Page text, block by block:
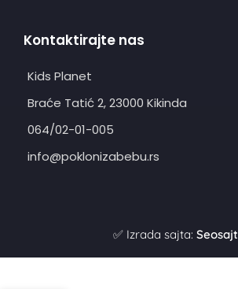
Kontaktirajte nas
Kids Planet
Braće Tatić 2, 23000 Kikinda
064/02-01-005
info@poklonizabebu.rs
✅ Izrada sajta:Seosajt